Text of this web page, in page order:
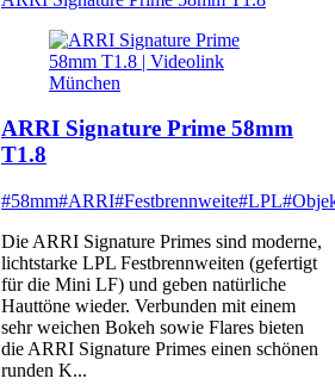
ARRI Signature Prime 58mm
T1.8
#58mm#ARRI#Festbrennweite#LPL
Die ARRI Signature Primes sind moderne,
lichtstarke LPL Festbrennweiten (gefertigt
für die Mini LF) und geben natürliche
Hauttöne wieder. Verbunden mit einem
sehr weichen Bokeh sowie Flares bieten
die ARRI Signature Primes einen schönen
runden K...